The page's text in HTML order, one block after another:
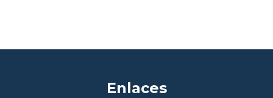
Enlaces